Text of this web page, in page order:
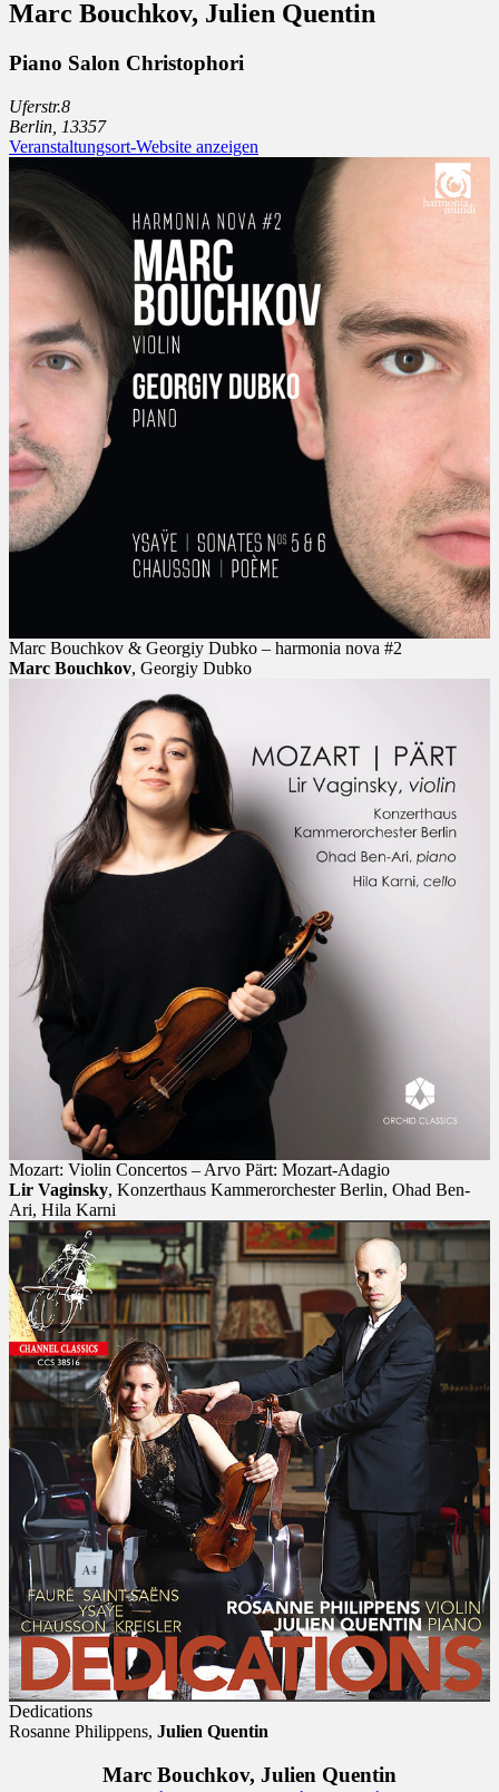
Marc Bouchkov, Julien Quentin
Piano Salon Christophori
Uferstr.8
Berlin 13357
Veranstaltungsort-Website anzeigen
Marc Bouchkov & Georgiy Dubko – harmonia nova #2
Marc Bouchkov, Georgiy Dubko
Mozart: Violin Concertos – Arvo Pärt: Mozart-Adagio
Lir Vaginsky, Konzerthaus Kammerorchester Berlin, Ohad Ben-
Ari, Hila Karni
Dedications
Rosanne Philippens, Julien Quentin
Marc Bouchkov, Julien Quentin